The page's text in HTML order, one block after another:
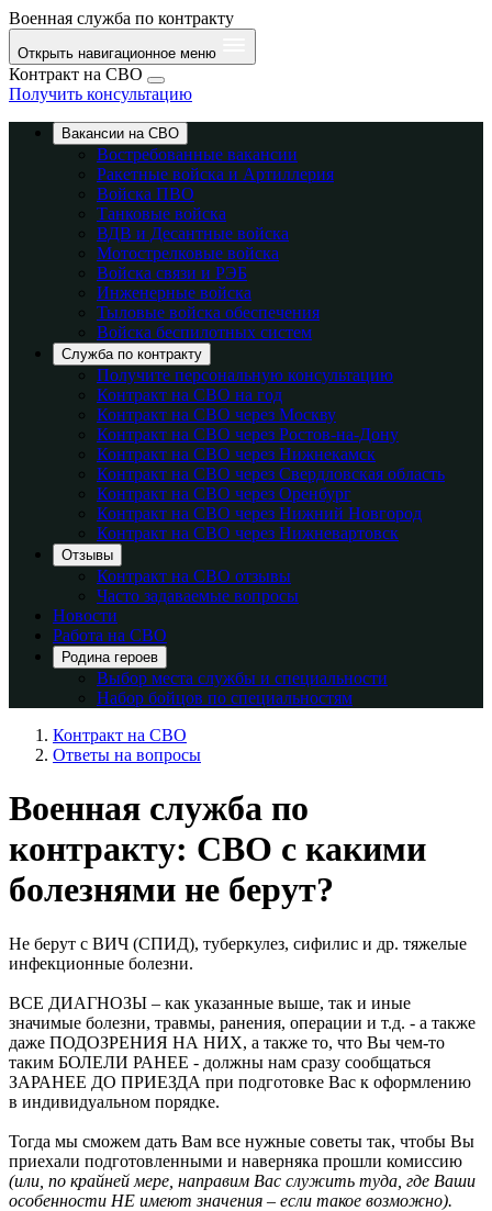
Военная служба по контракту
Открыть навигационное меню
Контракт на СВО
Получить консультацию
Вакансии на СВО
Востребованные вакансии
Ракетные войска и Артиллерия
Войска ПВО
Танковые войска
ВДВ и Десантные войска
Мотострелковые войска
Войска связи и РЭБ
Инженерные войска
Тыловые войска обеспечения
Войска беспилотных систем
Служба по контракту
Получите персональную консультацию
Контракт на СВО на год
Контракт на СВО через Москву
Контракт на СВО через Ростов-на-Дону
Контракт на СВО через Нижнекамск
Контракт на СВО через Свердловская область
Контракт на СВО через Оренбург
Контракт на СВО через Нижний Новгород
Контракт на СВО через Нижневартовск
Отзывы
Контракт на СВО отзывы
Часто задаваемые вопросы
Новости
Работа на СВО
Родина героев
Выбор места службы и специальности
Набор бойцов по специальностям
Контракт на СВО
Ответы на вопросы
Военная служба по
контракту: СВО с какими
болезнями не берут?
Не берут с ВИЧ (СПИД), туберкулез, сифилис и др. тяжелые
инфекционные болезни.
ВСЕ ДИАГНОЗЫ – как указанные выше, так и иные
значимые болезни, травмы, ранения, операции и т.д. - а также
даже ПОДОЗРЕНИЯ НА НИХ, а также то, что Вы чем-то
таким БОЛЕЛИ РАНЕЕ - должны нам сразу сообщаться
ЗАРАНЕЕ ДО ПРИЕЗДА при подготовке Вас к оформлению
в индивидуальном порядке.
Тогда мы сможем дать Вам все нужные советы так, чтобы Вы
приехали подготовленными и наверняка прошли комиссию
(или, по крайней мере, направим Вас служить туда, где Ваши
особенности НЕ имеют значения – если такое возможно).